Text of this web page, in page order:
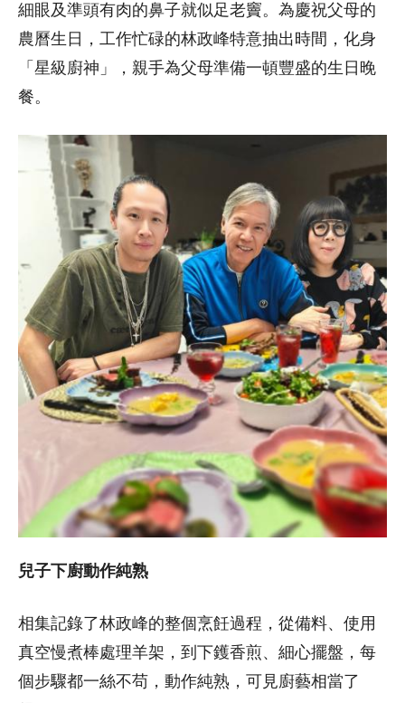
細眼及準頭有肉的鼻子就似足老竇。為慶祝父母的
農曆生日，工作忙碌的林政峰特意抽出時間，化身
「星級廚神」，親手為父母準備一頓豐盛的生日晚
餐。
兒子下廚動作純熟
相集記錄了林政峰的整個烹飪過程，從備料、使用
真空慢煮棒處理羊架，到下鑊香煎、細心擺盤，每
個步驟都一絲不苟，動作純熟，可見廚藝相當了